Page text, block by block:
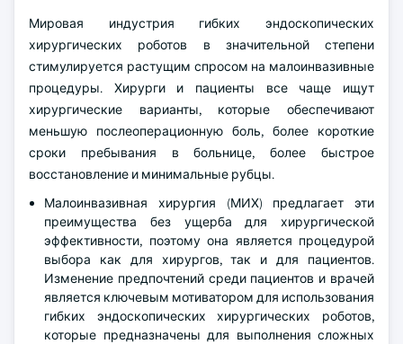
Мировая индустрия гибких эндоскопических
хирургических роботов в значительной степени
стимулируется растущим спросом на малоинвазивные
процедуры. Хирурги и пациенты все чаще ищут
хирургические варианты, которые обеспечивают
меньшую послеоперационную боль, более короткие
сроки пребывания в больнице, более быстрое
восстановление и минимальные рубцы.
Малоинвазивная хирургия (МИХ) предлагает эти
преимущества без ущерба для хирургической
эффективности, поэтому она является процедурой
выбора как для хирургов, так и для пациентов.
Изменение предпочтений среди пациентов и врачей
является ключевым мотиватором для использования
гибких эндоскопических хирургических роботов,
которые предназначены для выполнения сложных